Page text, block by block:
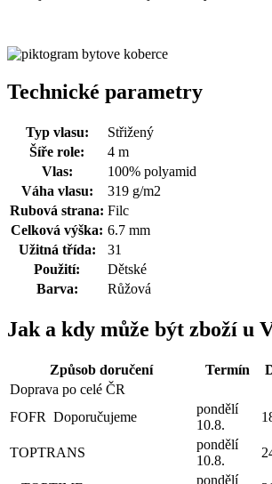
Technické parametry
Typ vlasu:
Střižený
Šíře role:
4 m
Vlas:
100% polyamid
Váha vlasu:
319 g/m2
Rubová strana: Filc
Celková výška: 6.7 mm
Užitná třída:
31
Použití:
Dětské
Barva:
Růžová
Jak a kdy může být zboží u
Způsob doručení Termín
Doprava po celé ČR
FOFR Doporučujeme
pondělí
10.8.
TOPTRANS
pondělí
10.8.
pondělí